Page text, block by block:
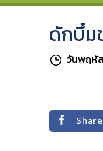
ดักบึ้ม
วันพฤหั
Share